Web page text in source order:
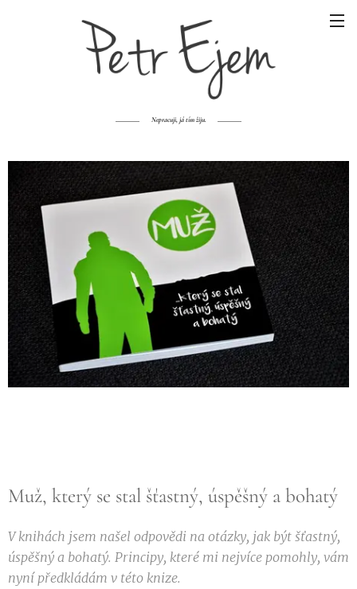
Nepracuji, já tím žiju.
Muž, který se stal šťastný, úspěšný a bohatý
V knihách jsem našel odpovědi na otázky, jak být šťastný,
úspěšný a bohatý. Principy, které mi nejvíce pomohly, vám
nyní předkládám v této knize.